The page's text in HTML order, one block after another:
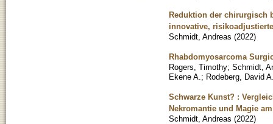
Reduktion der chirurgisch
innovative,
Schmidt, Andreas (2022)
Rhabdomyosarcoma
Rogers, Timothy; Schmidt,
Ekene A. ; Rodeberg, David
Schwarze Kunst? :
Nekromantie und Magie
Schmidt, Andreas (2022)